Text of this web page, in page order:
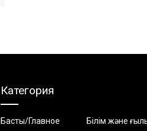
Категория
Басты/Главное Білім және